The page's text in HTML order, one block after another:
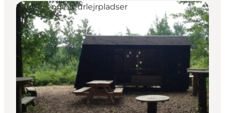
Book lokale oplevelser
Shelters og naturlejrpladser